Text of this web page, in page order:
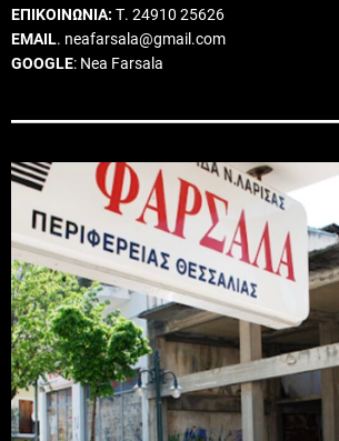
ΕΠΙΚΟΙΝΩΝΙΑ: Τ. 24910 25626
EMAIL. neafarsala@gmail.com
GOOGLE: Nea Farsala